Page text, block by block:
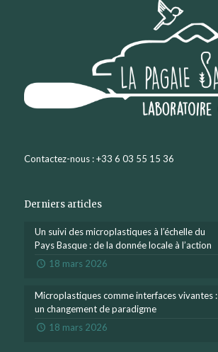
Contactez-nous : +33 6 03 55 15 36
Derniers articles
Un suivi des microplastiques à l’échelle du
Pays Basque : de la donnée locale à l’action
18 mars 2026
Microplastiques comme interfaces vivantes :
un changement de paradigme
18 mars 2026